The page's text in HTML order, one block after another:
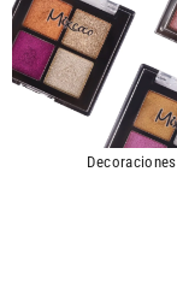
Decoraciones